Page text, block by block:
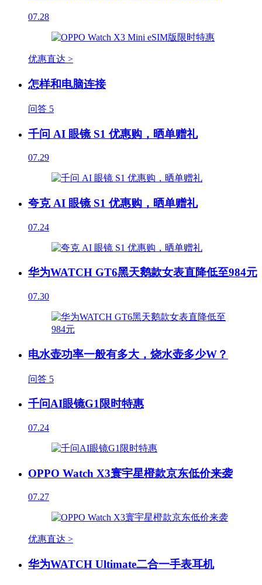
07.28
优惠直达 >
怎样和电脑连接
问答 5
千问 AI 眼镜 S1 优惠购，晒单赠礼
07.29
夸克 AI 眼镜 S1 优惠购，晒单赠礼
07.24
华为WATCH GT6黑天鹅款女表直降低至984元
07.30
电水壶功率一般有多大，烧水壶多少W？
问答 5
千问AI眼镜G1限时特惠
07.24
OPPO Watch X3寰宇星橙款京东低价来袭
07.27
优惠直达 >
华为WATCH Ultimate二合一手表耳机